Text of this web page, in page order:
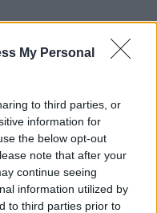
My Personal
to third parties, or
information for
the below opt-out
note that after your
continue seeing
information utilized by
to third parties prior to